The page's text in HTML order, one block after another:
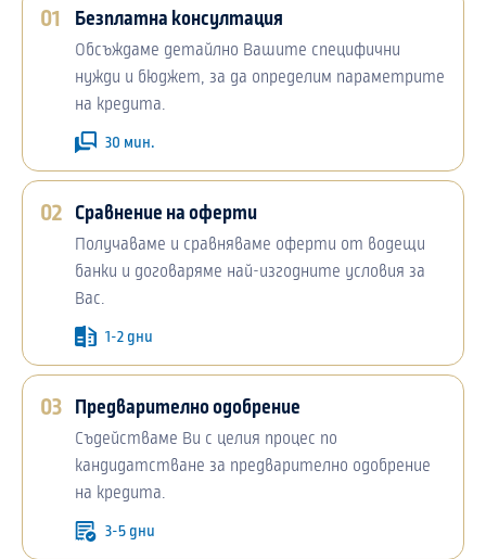
01 Безплатна консултация
Обсъждаме детайлно Вашите специфични
нужди и бюджет, за да определим параметрите
на кредита.
30 мин.
02 Сравнение на оферти
Получаваме и сравняваме оферти от водещи
банки и договаряме най-изгодните условия за
Вас.
1-2 дни
03 Предварително одобрение
Съдействаме Ви с целия процес по
кандидатстване за предварително одобрение
на кредита.
3-5 дни